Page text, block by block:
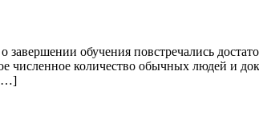
обучения повстречались
количество обычных людей и
[…]